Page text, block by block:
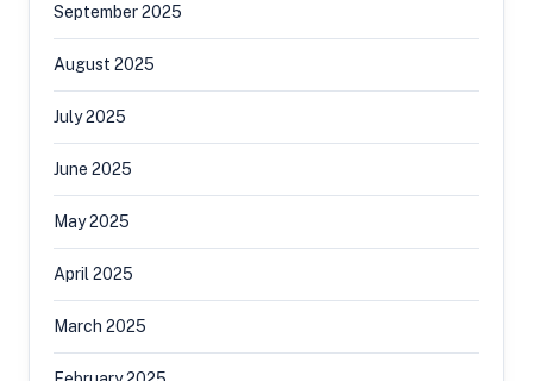
September 2025
August 2025
July 2025
June 2025
May 2025
April 2025
March 2025